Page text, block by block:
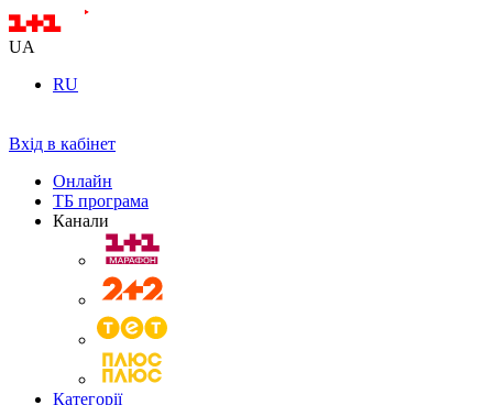
UA
RU
Вхід в кабінет
Онлайн
ТБ програма
Канали
Категорії